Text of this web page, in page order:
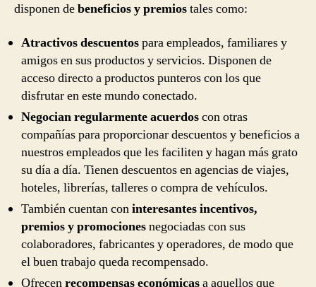
disponen debeneficios y premiostales como:
Atractivos descuentospara empleados, familiares y
amigos en sus productos y servicios. Disponen de
acceso directo a productos punteros con los que
disfrutar en este mundo conectado.
Negocian regularmente acuerdoscon otras
compañías para proporcionar descuentos y beneficios a
nuestros empleados que les faciliten y hagan más grato
su día a día. Tienen descuentos en agencias de viajes,
hoteles, librerías, talleres o compra de vehículos.
También cuentan coninteresantes incentivos,
premios y promocionesnegociadas con sus
colaboradores, fabricantes y operadores, de modo que
el buen trabajo queda recompensado.
Ofrecenrecompensas económicasa aquellos que